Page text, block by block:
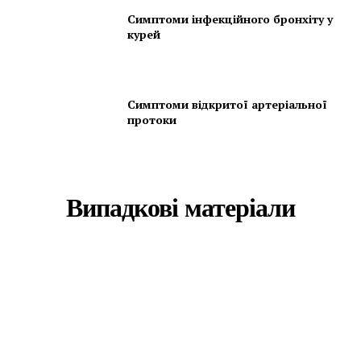
Симптоми інфекційного бронхіту у
курей
Симптоми відкритої артеріальної
протоки
Випадкові матеріали